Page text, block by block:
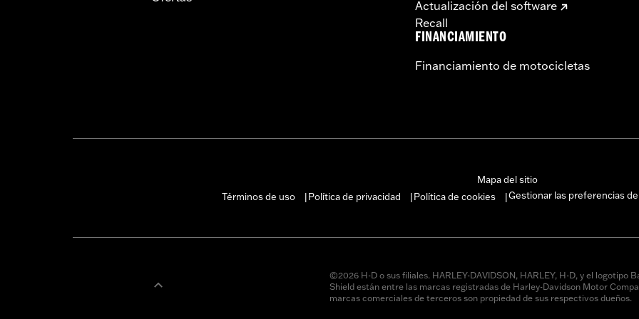
Actualización del software
Recall
FINANCIAMIENTO
Financiamiento de motocicletas
Mapa del sitio
Términos de uso
Política de privacidad Política de cookies Gestionar las preferencias
©2026 H-D o sus filiales. HARLEY-DAVIDSON, HARLEY, H-D, y el logotipo
Shield están entre las marcas registradas de Harley-Davidson Motor
marcas comerciales de terceros son propiedad de sus respectivos dueños.